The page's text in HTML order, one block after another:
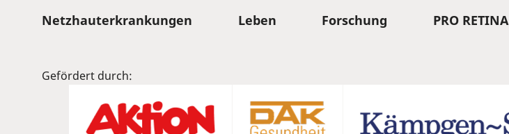
Sitemap
Netzhauterkrankungen Leben Forschung PRO RETINA
Gefördert durch: